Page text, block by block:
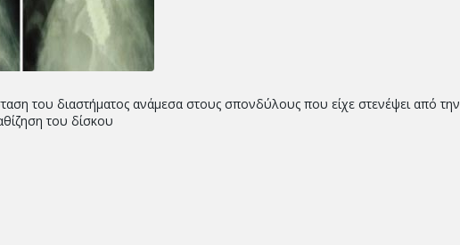
του διαστήματος ανάμεσα στους σπονδύλους που είχε στενέψει από την
του δίσκου